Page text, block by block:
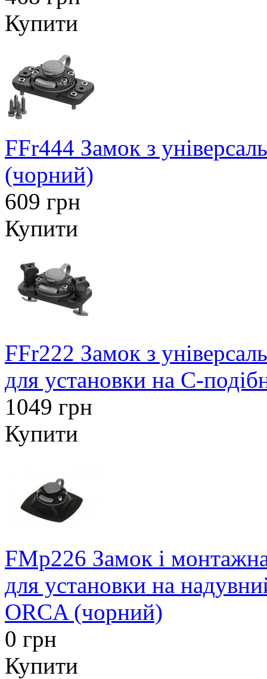
Купити
FFr444 Замок з
(чорний)
609 грн
Купити
FFr222 Замок з
для установки на С-
1049 грн
Купити
FMp226 Замок і
для установки на
ORCA (чорний)
0 грн
Купити